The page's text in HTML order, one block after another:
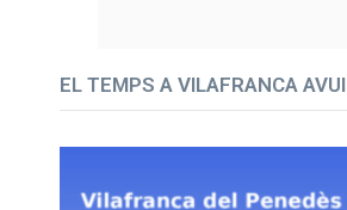
EL TEMPS A VILAFRANCA AVUI